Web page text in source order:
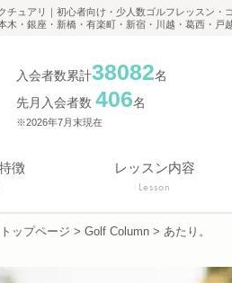
チュアリ｜初心者向け・少人数ゴルフレッスン・
木・銀座・新橋・有楽町・新宿・川越・葛西・
入会者数累計38082名
先月入会者数 406名
※2026年7月末現在
徴 レッスン内容
Lesson
トップページ > Golf Column > あたり。